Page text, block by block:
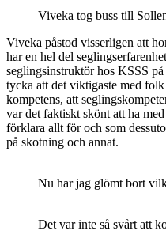
Viveka tog buss till
Viveka påstod visserligen att
har en hel del
seglingsinstruktör hos KSSS
tycka att det viktigaste med
kompetens, att
var det faktiskt skönt att ha
förklara allt för och som
på skotning och annat.
Nu har jag glömt bort
Det var inte så svårt att